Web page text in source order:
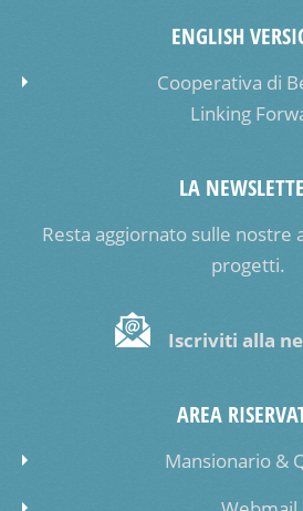
ENGLISH
Cooperativa di
Linking
LA
Resta aggiornato sulle nostre
progetti.
Iscriviti alla
AREA
Mansionario &